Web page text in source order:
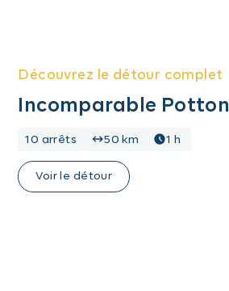
Découvrez le détour complet
Incomparable Potton
10 arrêts 50 km 1 h
Voir le détour